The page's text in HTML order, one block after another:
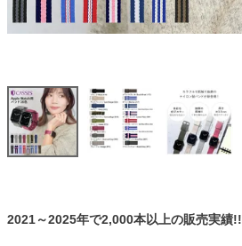
2021～2025年で2,000本以上の販売実績!!